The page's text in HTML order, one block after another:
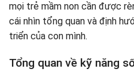
Bước 2 – Tạo môi trường
lập
Bước 3 – Lồng ghép kỹ
Bước 4 – Làm gương và
Lưu ý quan trọng khi giáo
mọi trẻ mầm non cần được
cái nhìn tổng quan và định
triển của con mình.
Tổng quan về kỹ năng